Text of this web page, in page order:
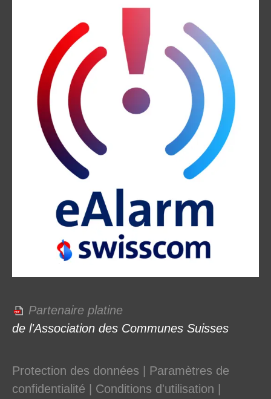
Partenaire platine
de l'Association des Communes Suisses
Protection des données
Paramètres de
confidentialité
Conditions d'utilisation